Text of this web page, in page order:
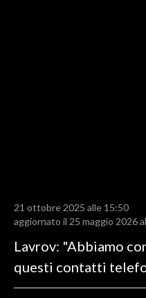
RISULTATI E CLASSIFICHE
CALCIO REGIONALE
BASKET
21 ottobre 2025 alle 15:50
aggiornato il 25 maggio 2026
Lavrov: "Abbiamo
questi contatti